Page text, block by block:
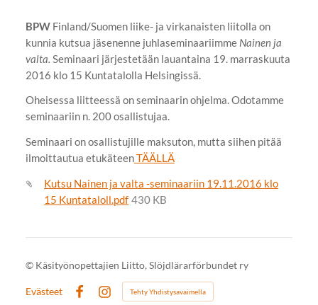
BPWFinland/Suomen liike- ja virkanaisten liitolla on
kunnia kutsua jäsenenne juhlaseminaariimme Nainen ja
valta. Seminaari järjestetään lauantaina 19. marraskuuta
2016 klo 15 Kuntatalolla Helsingissä.
Oheisessa liitteessä on seminaarin ohjelma. Odotamme
seminaariin n. 200 osallistujaa.
Seminaari on osallistujille maksuton, mutta siihen pitää
ilmoittautua etukäteenTÄÄLLÄ
Kutsu Nainen ja valta -seminaariin 19.11.2016 klo
15 Kuntataloll.pdf 430 KB
© Käsityönopettajien Liitto, Slöjdlärarförbundet ry
Evästeet
Tehty Yhdistysavaimella